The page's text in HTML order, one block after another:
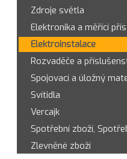
Zdroje světla
Elektronika a měřící
Elektroinstalace
Rozvaděče a
Spojovací a úložný
Svítidla
Vercajk
Spotřební zboží,
Zlevněné zboží